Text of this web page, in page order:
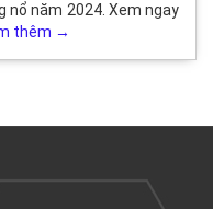
nổ năm 2024. Xem ngay
thêm →